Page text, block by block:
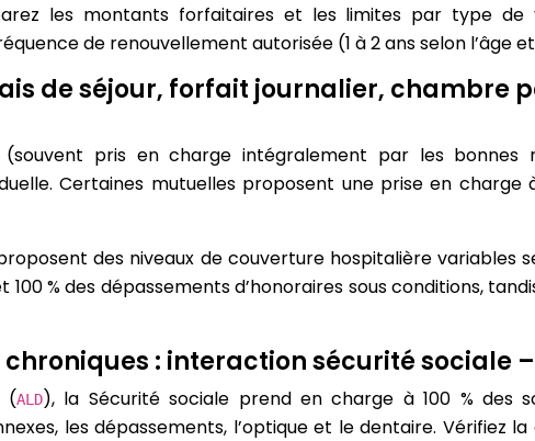
les montants forfaitaires et les limites par type
de renouvellement autorisée (1 à 2 ans selon l’âge
de séjour, forfait journalier, chambre
pris en charge intégralement par les bonnes
Certaines mutuelles proposent une prise en charge
des niveaux de couverture hospitalière variables
% des dépassements d’honoraires sous conditions,
chroniques : interaction sécurité sociale
(ALD), la Sécurité sociale prend en charge à 100 % des
les dépassements, l’optique et le dentaire. Vérifiez